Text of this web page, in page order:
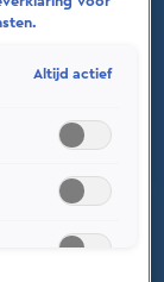
Altijd actief